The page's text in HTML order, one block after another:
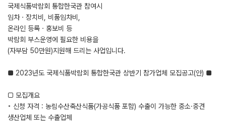
국제식품박람회 통합한국관 참여시
임차ㆍ장치비, 비품임차비,
온라인 등록ㆍ홍보비 등
박람회 부스운영에 필요한 비용을
(자부담 50만원)지원해 드리는 사업입니다.
■ 2023년도 국제식품박람회 통합한국관 상반기 참가업체 모집공고(안) ■
□ 모집개요
◦ 신청 자격 : 농림수산축산식품(가공식품 포함) 수출이 가능한 중소·중견
생산업체 또는 수출업체